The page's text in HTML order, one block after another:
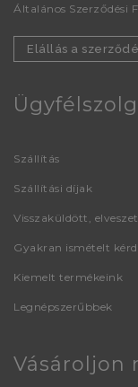
Általános Szerződési
Elállás a
Szállítás
Szállítási díjak
Visszaküldött,
Gyakran ismételt
Kiemelt termékeink
Legnépszerűbbek
Vásároljon